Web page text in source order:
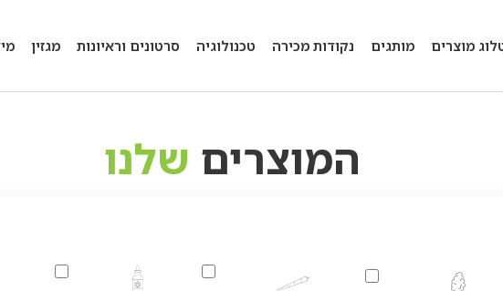
מוצרים מותגים נקודות מכירה טכנולוגיה סרטונים וראיונות מגזין
המוצרים שלנו